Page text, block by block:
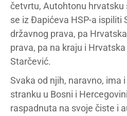
četvrtu, Autohtonu hrvatsku
se iz Đapićeva HSP-a ispiliti
državnog prava, pa
prava, pa na kraju i
Starčević.
Svaka od njih, naravno, ima
stranku u Bosni i
raspadnuta na svoje čiste i